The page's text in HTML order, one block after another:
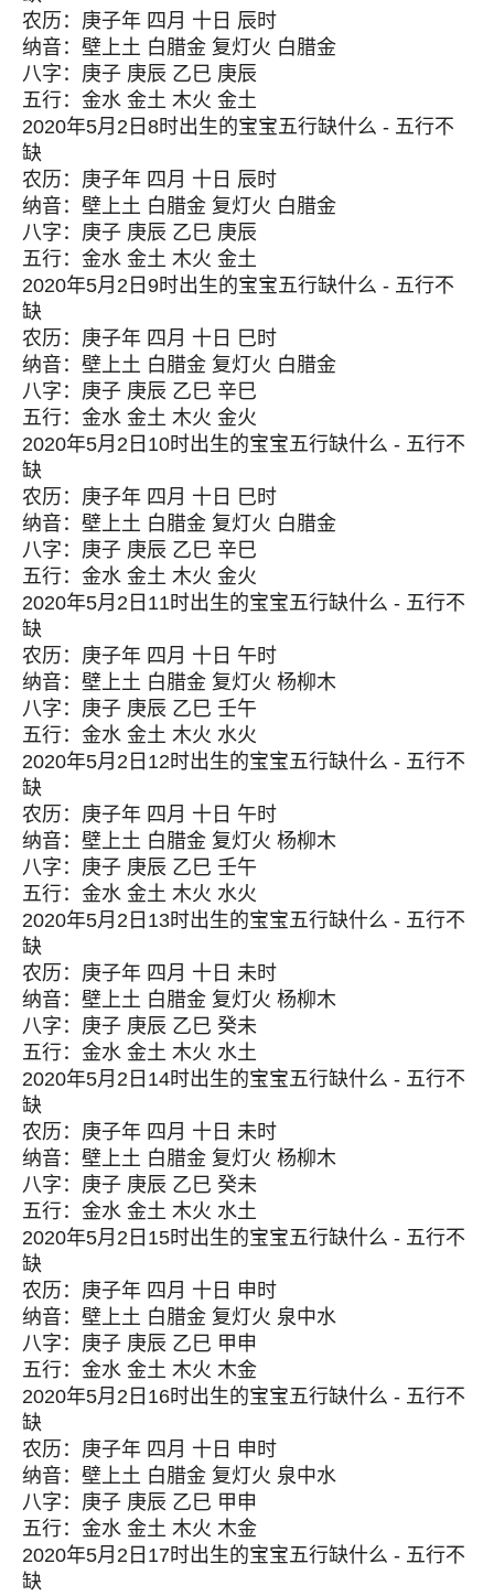
农历：庚子年 四月 十日 辰时
纳音：壁上土 白腊金 复灯火 白腊金
八字：庚子 庚辰 乙巳 庚辰
五行：金水 金土 木火 金土
2020年5月2日8时出生的宝宝五行缺什么 - 五行不
缺
农历：庚子年 四月 十日 辰时
纳音：壁上土 白腊金 复灯火 白腊金
八字：庚子 庚辰 乙巳 庚辰
五行：金水 金土 木火 金土
2020年5月2日9时出生的宝宝五行缺什么 - 五行不
缺
农历：庚子年 四月 十日 巳时
纳音：壁上土 白腊金 复灯火 白腊金
八字：庚子 庚辰 乙巳 辛巳
五行：金水 金土 木火 金火
2020年5月2日10时出生的宝宝五行缺什么 - 五行不
缺
农历：庚子年 四月 十日 巳时
纳音：壁上土 白腊金 复灯火 白腊金
八字：庚子 庚辰 乙巳 辛巳
五行：金水 金土 木火 金火
2020年5月2日11时出生的宝宝五行缺什么 - 五行不
缺
农历：庚子年 四月 十日 午时
纳音：壁上土 白腊金 复灯火 杨柳木
八字：庚子 庚辰 乙巳 壬午
五行：金水 金土 木火 水火
2020年5月2日12时出生的宝宝五行缺什么 - 五行不
缺
农历：庚子年 四月 十日 午时
纳音：壁上土 白腊金 复灯火 杨柳木
八字：庚子 庚辰 乙巳 壬午
五行：金水 金土 木火 水火
2020年5月2日13时出生的宝宝五行缺什么 - 五行不
缺
农历：庚子年 四月 十日 未时
纳音：壁上土 白腊金 复灯火 杨柳木
八字：庚子 庚辰 乙巳 癸未
五行：金水 金土 木火 水土
2020年5月2日14时出生的宝宝五行缺什么 - 五行不
缺
农历：庚子年 四月 十日 未时
纳音：壁上土 白腊金 复灯火 杨柳木
八字：庚子 庚辰 乙巳 癸未
五行：金水 金土 木火 水土
2020年5月2日15时出生的宝宝五行缺什么 - 五行不
缺
农历：庚子年 四月 十日 申时
纳音：壁上土 白腊金 复灯火 泉中水
八字：庚子 庚辰 乙巳 甲申
五行：金水 金土 木火 木金
2020年5月2日16时出生的宝宝五行缺什么 - 五行不
缺
农历：庚子年 四月 十日 申时
纳音：壁上土 白腊金 复灯火 泉中水
八字：庚子 庚辰 乙巳 甲申
五行：金水 金土 木火 木金
2020年5月2日17时出生的宝宝五行缺什么 - 五行不
缺